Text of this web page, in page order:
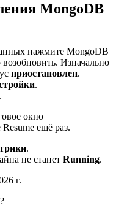
MongoDB
нажмите MongoDB
Изначально
приостановлен.
.
.
окно
ещё раз.
.
не станет Running.
г.